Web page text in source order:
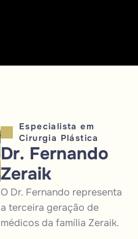
Especialista em
Cirurgia Plástica
Dr. Fernando
Zeraik
O Dr. Fernando representa
a terceira geração de
médicos da família Zeraik.